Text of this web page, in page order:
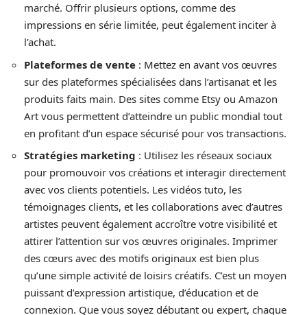
marché. Offrir plusieurs options, comme des
impressions en série limitée, peut également inciter à
l’achat.
Plateformes de vente : Mettez en avant vos œuvres
sur des plateformes spécialisées dans l’artisanat et les
produits faits main. Des sites comme Etsy ou Amazon
Art vous permettent d’atteindre un public mondial tout
en profitant d’un espace sécurisé pour vos transactions.
Stratégies marketing : Utilisez les réseaux sociaux
pour promouvoir vos créations et interagir directement
avec vos clients potentiels. Les vidéos tuto, les
témoignages clients, et les collaborations avec d’autres
artistes peuvent également accroître votre visibilité et
attirer l’attention sur vos œuvres originales. Imprimer
des cœurs avec des motifs originaux est bien plus
qu’une simple activité de loisirs créatifs. C’est un moyen
puissant d’expression artistique, d’éducation et de
connexion. Que vous soyez débutant ou expert, chaque